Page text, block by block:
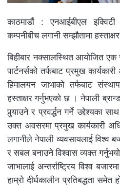
काठमाडौं : एनआईबीएल इक्विटी
कम्पनीबीच लगानी सम्झौतामा
बिहीबार नक्सालस्थित आयोजित एक
पार्टनर्सको तर्फबाट प्रमुख
हिमालयन जाभाको तर्फबाट
हस्ताक्षर गर्नुभएको छ । नेपाली
पुर्‍याउने र प्रवर्द्धन गर्ने उद्देश्यका
उक्त अवसरमा प्रमुख कार्यकारी
लगानीले नेपाली व्यवसायलाई विश्व
र सबल बनाउने विश्वास व्यक्त
जाभालाई अन्तर्राष्ट्रिय विश्व
हाम्रो दीर्घकालीन प्रतिबद्धता